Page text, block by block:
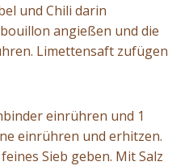
und Chili darin
angießen und die
Limettensaft zufügen
einrühren und 1
einrühren und erhitzen.
Sieb geben. Mit Salz